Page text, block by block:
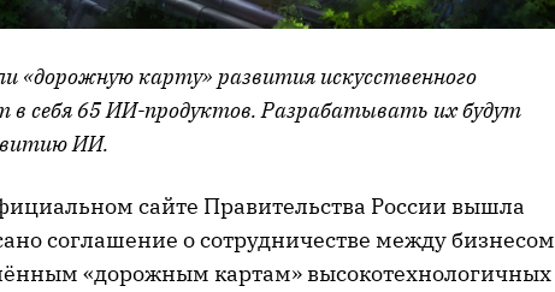
«дорожную карту» развития искусственного
себя 65 ИИ-продуктов. Разрабатывать их будут
ИИ.
сайте Правительства России вышла
соглашение о сотрудничестве между бизнесом
«дорожным картам» высокотехнологичных